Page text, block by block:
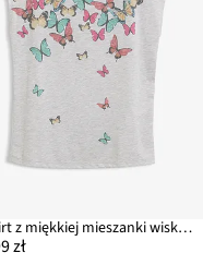
T-shirt z miękkiej mieszanki wiskozy
zł